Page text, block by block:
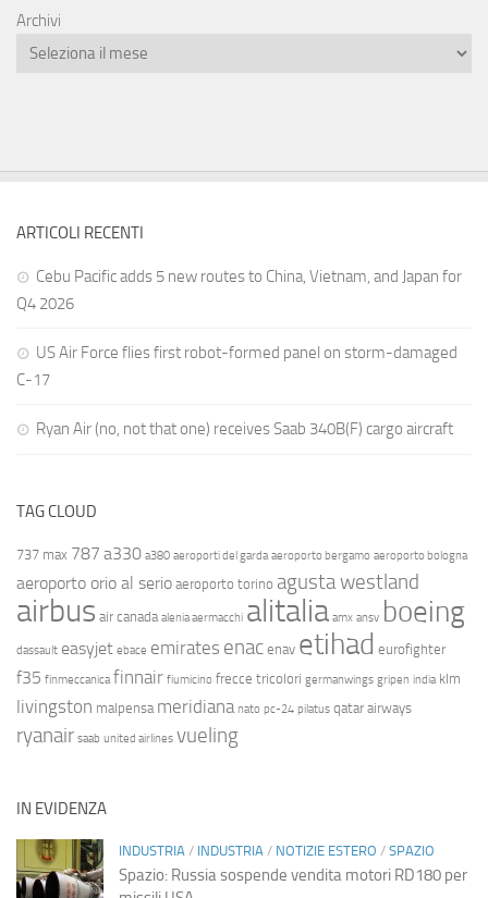
Archivi
ARTICOLI RECENTI
Cebu Pacific adds 5 new routes to China, Vietnam, and Japan for
Q4 2026
US Air Force flies first robot-formed panel on storm-damaged
C-17
Ryan Air (no, not that one) receives Saab 340B(F) cargo aircraft
TAG CLOUD
737 max 787 a330 a380 aeroporti del garda aeroporto bergamo aeroporto bologna
aeroporto orio al serio aeroporto torino agusta westland
airbus air canada alenia aermacchi alitalia amx ansv boeing
dassault easyjet ebace emirates enac enav etihad eurofighter
f35 finmeccanica finnair fiumicino frecce tricolori germanwings gripen india klm
livingston malpensa meridiana nato pc-24 pilatus qatar airways
ryanair saab united airlines vueling
IN EVIDENZA
INDUSTRIA / INDUSTRIA / NOTIZIE ESTERO / SPAZIO
Spazio: Russia sospende vendita motori RD180 per